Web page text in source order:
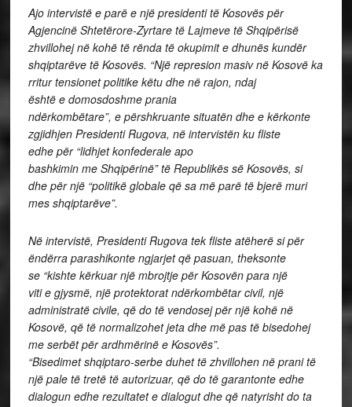
Ajo intervistë e parë e një presidenti të Kosovës për
Agjencinë Shtetërore-Zyrtare të Lajmeve të Shqipërisë
zhvillohej në kohë të rënda të okupimit e dhunës kundër
shqiptarëve të Kosovës. “Një represion masiv në Kosovë ka
rritur tensionet politike këtu dhe në rajon, ndaj
është e domosdoshme prania
ndërkombëtare”, e përshkruante situatën dhe e kërkonte
zgjidhjen Presidenti Rugova, në intervistën ku fliste
edhe për “lidhjet konfederale apo
bashkimin me Shqipërinë” të Republikës së Kosovës, si
dhe për një “politikë globale që sa më parë të bjerë muri
mes shqiptarëve”.
Në intervistë, Presidenti Rugova tek fliste atëherë si për
ëndërra parashikonte ngjarjet që pasuan, theksonte
se “kishte kërkuar një mbrojtje për Kosovën para një
viti e gjysmë, një protektorat ndërkombëtar civil, një
administratë civile, që do të vendosej për një kohë në
Kosovë, që të normalizohet jeta dhe më pas të bisedohej
me serbët për ardhmërinë e Kosovës”.
“Bisedimet shqiptaro-serbe duhet të zhvillohen në prani të
një pale të tretë të autorizuar, që do të garantonte edhe
dialogun edhe rezultatet e dialogut dhe që natyrisht do ta